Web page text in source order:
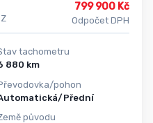
799 900 Kč
Odpočet DPH
tachometru
6 880 km
pohon
Přední
původu